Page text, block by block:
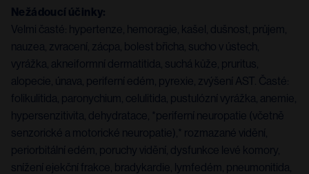
Nežádoucí účinky:
Velmi časté: hypertenze, hemoragie, kašel, dušnost, průjem,
nauzea, zvracení, zácpa, bolest břicha, sucho v ústech,
vyrážka, akneiformní dermatitida, suchá kůže, pruritus,
alopecie, únava, periferní edém, pyrexie, zvýšení AST. Časté:
folikulitida, paronychium, celulitida, pustulózní vyrážka, anemie,
hypersenzitivita, dehydratace, *periferní neuropatie (včetně
senzorické a motorické neuropatie),* rozmazané vidění,
periorbitální edém, poruchy vidění, dysfunkce levé komory,
snížení ejekční frakce, bradykardie, lymfedém, pneumonitida,